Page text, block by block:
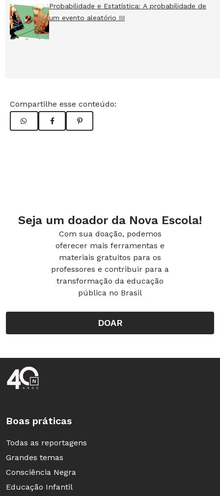
Compartilhe esse conteúdo:
Probabilidade e Estatística: A probabilidade de
um evento aleatório III
Seja um doador da Nova Escola!
Com sua doação, podemos
oferecer mais ferramentas e
materiais gratuitos para os
professores e contribuir para a
transformação da educação
pública no Brasil
DOAR
Rodapé da Nova Escola
Boas práticas
Todas as reportagens
Grandes temas
Consciência Negra
Educação Infantil